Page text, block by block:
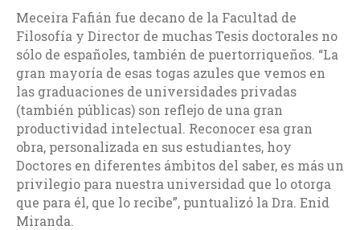
Meceira Fafián fue decano de la Facultad de
Filosofía y Director de muchas Tesis doctorales no
sólo de españoles, también de puertorriqueños. “La
gran mayoría de esas togas azules que vemos en
las graduaciones de universidades privadas
(también públicas) son reflejo de una gran
productividad intelectual. Reconocer esa gran
obra, personalizada en sus estudiantes, hoy
Doctores en diferentes ámbitos del saber, es más un
privilegio para nuestra universidad que lo otorga
que para él, que lo recibe”, puntualizó la Dra. Enid
Miranda.